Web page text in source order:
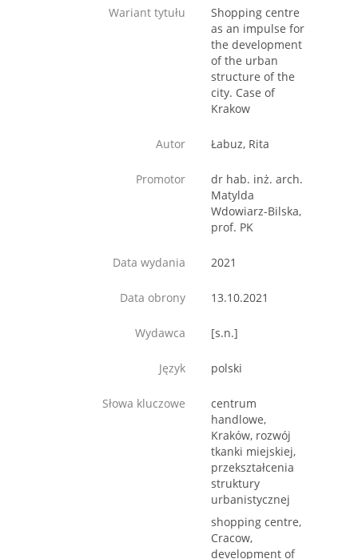
Wariant tytułu
Shopping centre
as an impulse for
the development
of the urban
structure of the
city. Case of
Krakow
Autor Łabuz, Rita
Promotor
dr hab. inż. arch.
Matylda
Wdowiarz-Bilska,
prof. PK
Data wydania 2021
Data obrony 13.10.2021
Wydawca [s.n.]
Język polski
Słowa kluczowe
centrum
handlowe,
Kraków, rozwój
tkanki miejskiej,
przekształcenia
struktury
urbanistycznej
shopping centre,
Cracow,
development of